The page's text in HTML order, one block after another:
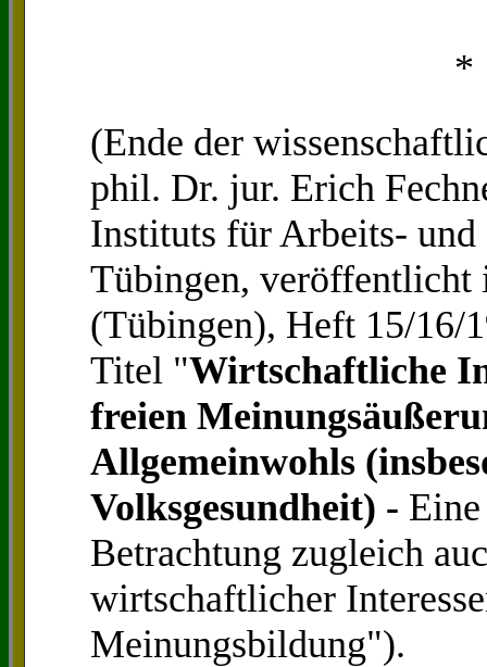
(Ende der
phil. Dr. jur. Erich
Instituts für Arbeits-
Tübingen,
(Tübingen), Heft 15/16/
Titel "Wirtschaftliche
freien
Allgemeinwohls
Volksgesundheit) -
Betrachtung zugleich
wirtschaftlicher
Meinungsbildung").